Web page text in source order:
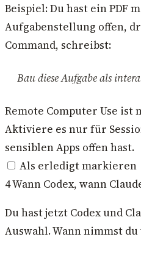
Beispiel: Du hast ein PDF
Aufgabenstellung offen,
Command, schreibst:
Bau diese Aufgabe als
Remote Computer Use
Aktiviere es nur für
sensiblen Apps offen hast.
Als erledigt markieren
4Wann Codex, wann
Du hast jetzt Codex und
Auswahl. Wann nimmst du